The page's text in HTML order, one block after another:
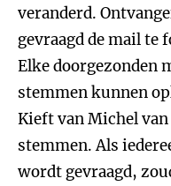
veranderd.
gevraagd de mail te
Elke doorgezonden
stemmen kunnen
Kieft van Michel
stemmen. Als
wordt gevraagd,